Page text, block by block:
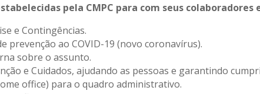
pela CMPC para com seus
e Contingências.
prevenção ao COVID-19 (novo coronavírus).
sobre o assunto.
e Cuidados, ajudando as pessoas e garantindo
office) para o quadro administrativo.